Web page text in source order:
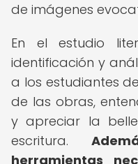
de imágenes
En el estudio
identificación y
a los estudiantes
de las obras,
y apreciar la
escritura.
herramientas